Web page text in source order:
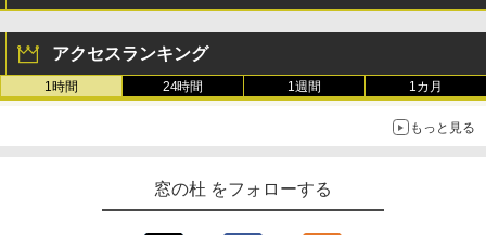
アクセスランキング
1時間 24時間 1週間 1カ月
もっと見る
窓の杜 をフォローする